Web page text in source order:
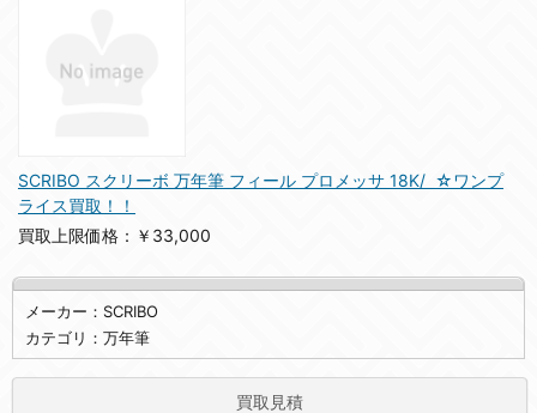
SCRIBO スクリーボ 万年筆 フィール プロメッサ 18K/ ☆ワンプ
ライス買取！！
買取上限価格：￥33,000
メーカー：SCRIBO
カテゴリ：万年筆
買取見積